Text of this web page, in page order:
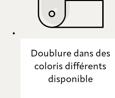
Doublure dans des
coloris différents
disponible